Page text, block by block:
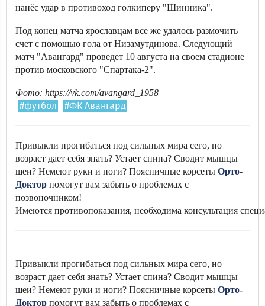
нанёс удар в противоход голкиперу "Шинника".
Под конец матча ярославцам все же удалось размочить
счет с помощью гола от Низамутдинова. Следующий
матч "Авангард" проведет 10 августа на своем стадионе
против московского "Спартака-2".
Фото: https://vk.com/avangard_1958
#футбол #ФК Авангард
Привыкли прогибаться под сильных мира сего, но
возраст дает себя знать? Устает спина? Сводит мышцы
шеи? Немеют руки и ноги? Поясничные корсеты Орто-
Доктор помогут вам забыть о проблемах с
позвоночником!
Имеются противопоказания, необходима консультация
Привыкли прогибаться под сильных мира сего, но
возраст дает себя знать? Устает спина? Сводит мышцы
шеи? Немеют руки и ноги? Поясничные корсеты Орто-
Доктор помогут вам забыть о проблемах с